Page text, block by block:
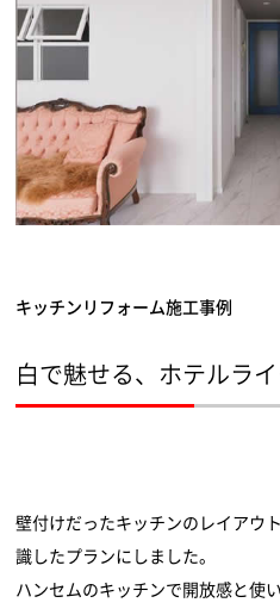
キッチンリフォーム施工事例
白で魅せる、ホテルラ
壁付けだったキッチンのレイアウ
識したプランにしました。
ハンセムのキッチンで開放感と使